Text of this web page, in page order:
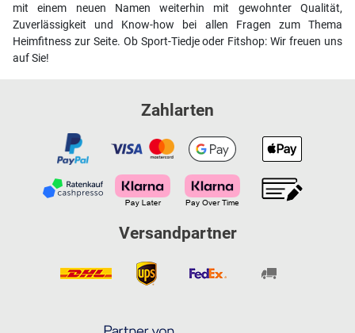
mit einem neuen Namen weiterhin mit gewohnter Qualität,
Zuverlässigkeit und Know-how bei allen Fragen zum Thema
Heimfitness zur Seite. Ob Sport-Tiedje oder Fitshop: Wir freuen uns
auf Sie!
Zahlarten
Versandpartner